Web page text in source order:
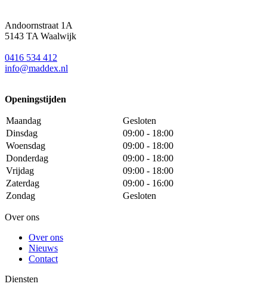
Andoornstraat 1A
5143 TA Waalwijk
0416 534 412
info@maddex.nl
Openingstijden
Maandag
Gesloten
Dinsdag
09:00 - 18:00
Woensdag
09:00 - 18:00
Donderdag
09:00 - 18:00
Vrijdag
09:00 - 18:00
Zaterdag
09:00 - 16:00
Zondag
Gesloten
Over ons
Over ons
Nieuws
Contact
Diensten